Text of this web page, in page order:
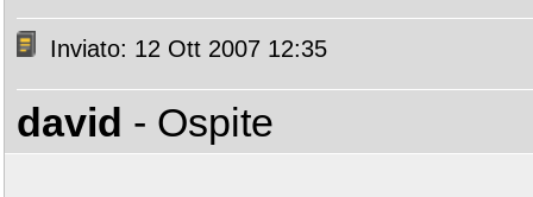
Inviato: 12 Ott 2007 12:35
david - Ospite